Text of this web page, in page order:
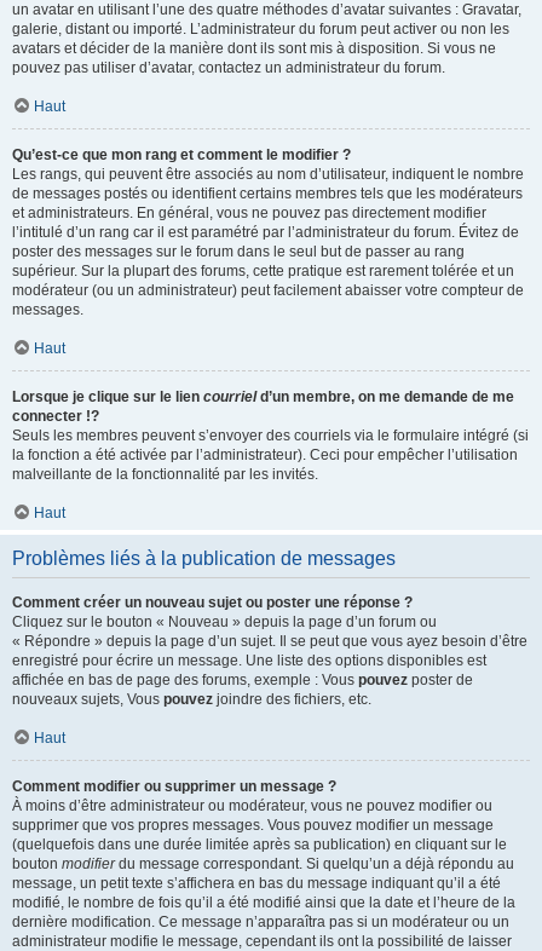
un avatar en utilisant l’une des quatre méthodes d’avatar suivantes : Gravatar,
galerie, distant ou importé. L’administrateur du forum peut activer ou non les
avatars et décider de la manière dont ils sont mis à disposition. Si vous ne
pouvez pas utiliser d’avatar, contactez un administrateur du forum.
Haut
Qu’est-ce que mon rang et comment le modifier ?
Les rangs, qui peuvent être associés au nom d’utilisateur, indiquent le nombre
de messages postés ou identifient certains membres tels que les modérateurs
et administrateurs. En général, vous ne pouvez pas directement modifier
l’intitulé d’un rang car il est paramétré par l’administrateur du forum. Évitez de
poster des messages sur le forum dans le seul but de passer au rang
supérieur. Sur la plupart des forums, cette pratique est rarement tolérée et un
modérateur (ou un administrateur) peut facilement abaisser votre compteur de
messages.
Haut
Lorsque je clique sur le lien courrield’un membre, on me demande de me
connecter !?
Seuls les membres peuvent s’envoyer des courriels via le formulaire intégré (si
la fonction a été activée par l’administrateur). Ceci pour empêcher l’utilisation
malveillante de la fonctionnalité par les invités.
Haut
Problèmes liés à la publication de messages
Comment créer un nouveau sujet ou poster une réponse ?
Cliquez sur le bouton « Nouveau » depuis la page d’un forum ou
« Répondre » depuis la page d’un sujet. Il se peut que vous ayez besoin d’être
enregistré pour écrire un message. Une liste des options disponibles est
affichée en bas de page des forums, exemple : Vous pouvez poster de
nouveaux sujets, Vous pouvez joindre des fichiers, etc.
Haut
Comment modifier ou supprimer un message ?
À moins d’être administrateur ou modérateur, vous ne pouvez modifier ou
supprimer que vos propres messages. Vous pouvez modifier un message
(quelquefois dans une durée limitée après sa publication) en cliquant sur le
bouton modifierdu message correspondant. Si quelqu’un a déjà répondu au
message, un petit texte s’affichera en bas du message indiquant qu’il a été
modifié, le nombre de fois qu’il a été modifié ainsi que la date et l’heure de la
dernière modification. Ce message n’apparaîtra pas si un modérateur ou un
administrateur modifie le message, cependant ils ont la possibilité de laisser